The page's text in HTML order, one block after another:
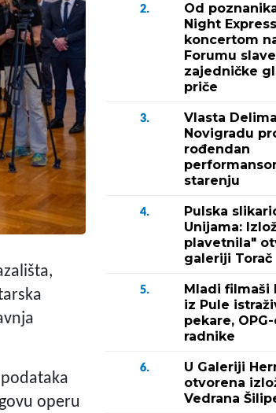
operu
2.
Od
Night
koncertom
Forumu
zajedničke
priče
3.
Vlasta
Novigradu
rođendan
starenju
4.
Pulska
Unijama:
plavetnila"
galeriji Torač
5.
Mladi filmaši
iz Pule
pekare,
radnike
6.
U Galeriji
otvorena
Vedrana